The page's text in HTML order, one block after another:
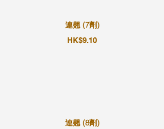
連翹 (7劑)
HK$9.10
連翹 (8劑)